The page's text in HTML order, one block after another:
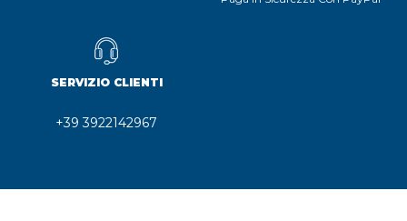
SERVIZIO CLIENTI
+39 3922142967